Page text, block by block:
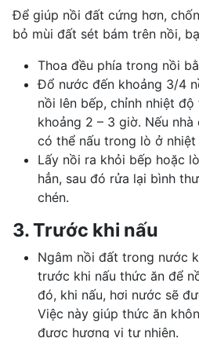
Để giúp nồi đất cứng hơn,
bỏ mùi đất sét bám trên nồi,
Thoa đều phía trong nồi
Đổ nước đến khoảng 3/4
nồi lên bếp, chỉnh nhiệt
khoảng 2 – 3 giờ. Nếu
có thể nấu trong lò ở nhiệt
Lấy nồi ra khỏi bếp hoặc
hẳn, sau đó rửa lại bình
chén.
3. Trước khi nấu
Ngâm nồi đất trong nước
trước khi nấu thức ăn để
đó, khi nấu, hơi nước sẽ
Việc này giúp thức ăn
được hương vị tự nhiên.